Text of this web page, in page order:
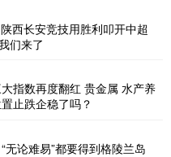
西长安竞技用胜利叩开中超
们来了
指数再度翻红 贵金属 水产养
止跌企稳了吗？
论难易”都要得到格陵兰岛